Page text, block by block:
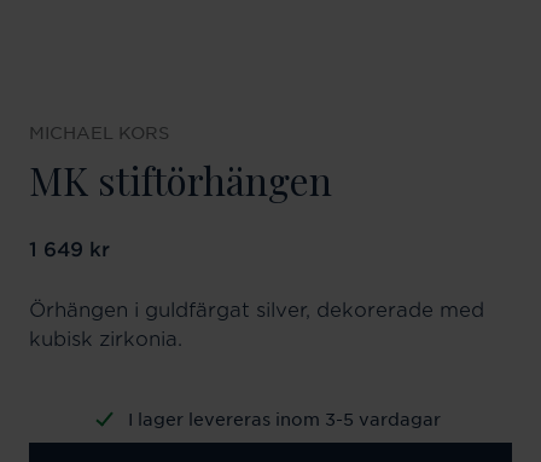
MICHAEL KORS
MK stiftörhängen
Pris:1 649 kr
1 649 kr
Örhängen i guldfärgat silver, dekorerade med
kubisk zirkonia.
I lager levereras inom 3-5 vardagar